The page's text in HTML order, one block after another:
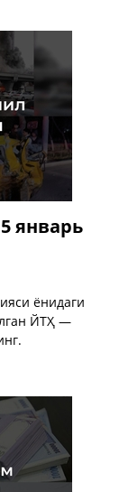
январь
ёнидаги
ЙТҲ —